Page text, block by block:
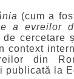
(cum a
a evreilor
cercetare
context
din
la